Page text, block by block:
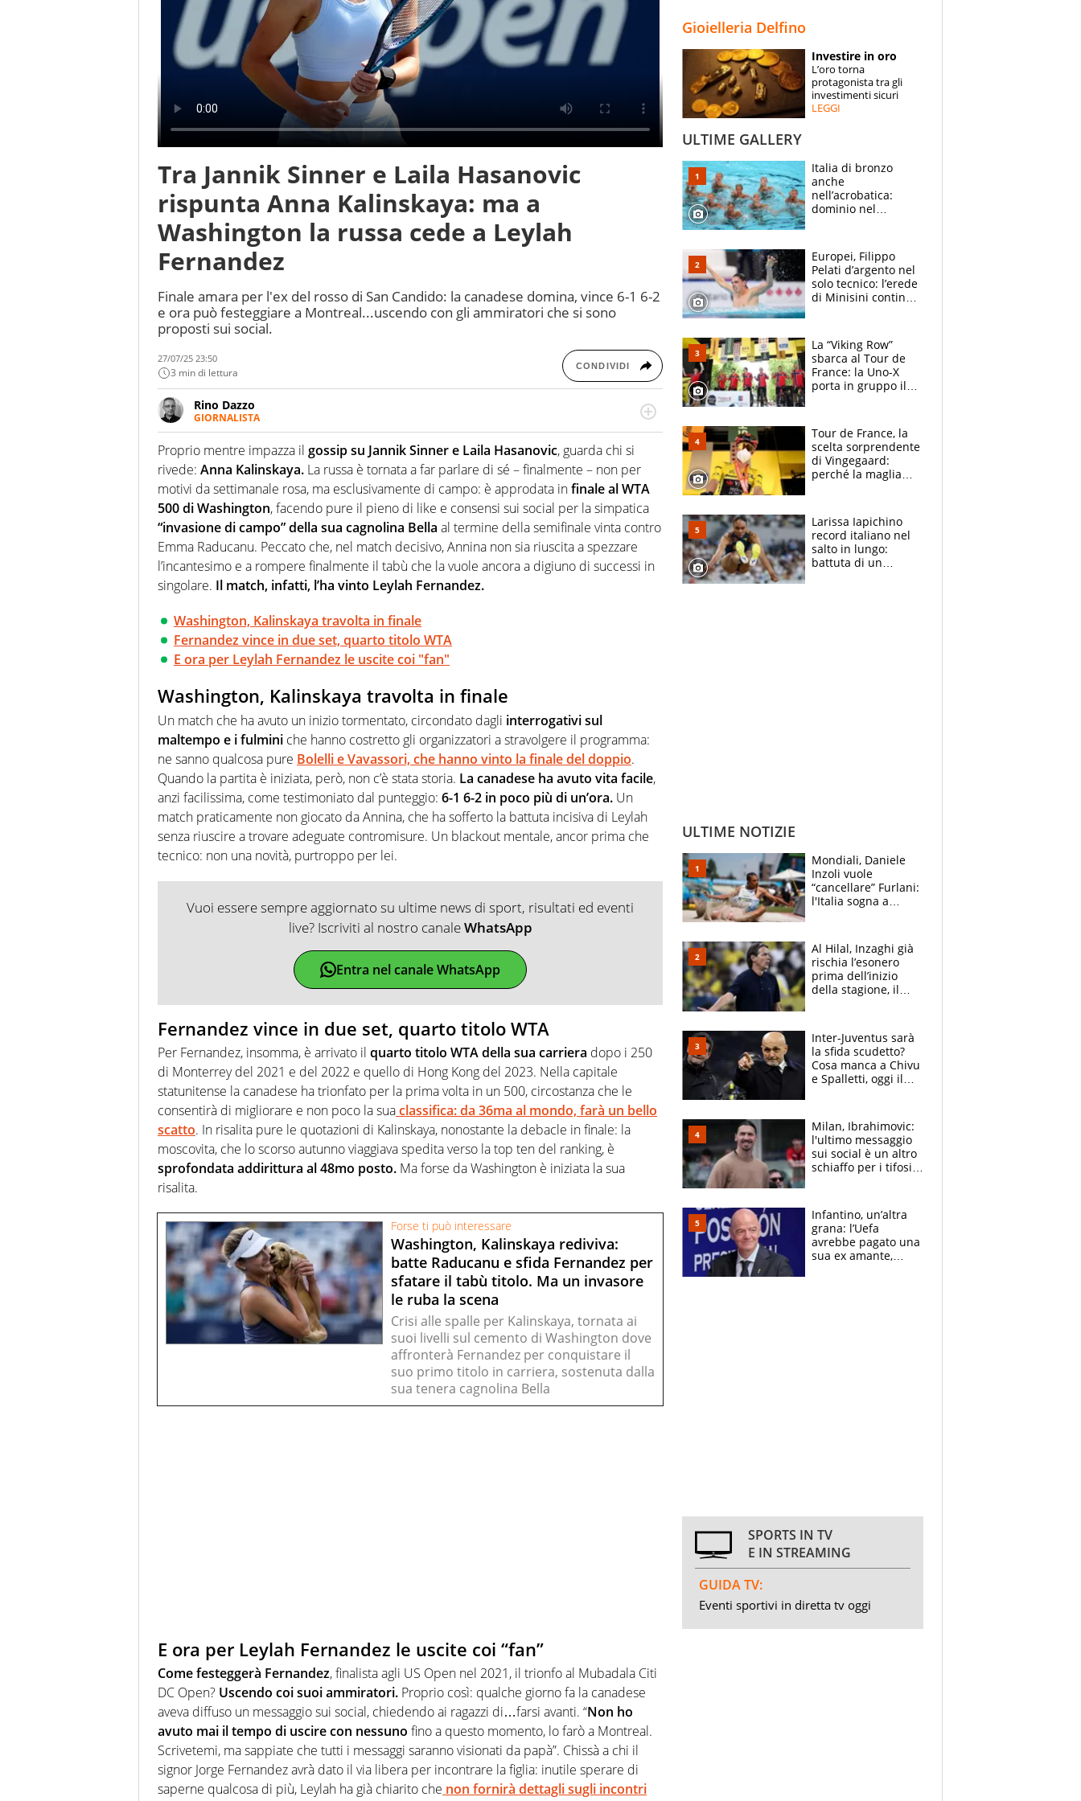
ESPERTI
CONTATTI
Tra Jannik Sinner e Laila Hasanovic
rispunta Anna Kalinskaya: ma a
Washington la russa cede a Leylah
Fernandez
Finale amara per l'ex del rosso di San Candido: la canadese domina, vince 6-1 6-2
e ora può festeggiare a Montreal...uscendo con gli ammiratori che si sono
proposti sui social.
27/07/25 23:50
3 min di lettura CONDIVIDI
Rino Dazzo
GIORNALISTA
Se mai ci fosse modo di traslare il glossario del calcio in una nicchia di esperti, lui ne
farebbe parte. Non si perde una svista arbitrale né gli umori social del mondo delle
curve
Proprio mentre impazza il gossip su Jannik Sinner e Laila Hasanovic, guarda chi si
rivede: Anna Kalinskaya. La russa è tornata a far parlare di sé – finalmente – non per
motivi da settimanale rosa, ma esclusivamente di campo: è approdata infinale al WTA
500 di Washington, facendo pure il pieno di like e consensi sui social per la simpatica
“invasione di campo” della sua cagnolina Bella al termine della semifinale vinta contro
Emma Raducanu. Peccato che, nel match decisivo, Annina non sia riuscita a spezzare
l’incantesimo e a rompere finalmente il tabù che la vuole ancora a digiuno di successi in
singolare. Il match, infatti, l’ha vinto Leylah Fernandez.
Washington, Kalinskaya travolta in finale
Fernandez vince in due set, quarto titolo WTA
E ora per Leylah Fernandez le uscite coi "fan"
Washington, Kalinskaya travolta in finale
Un match che ha avuto un inizio tormentato, circondato dagli interrogativi sul
maltempo e i fulmini che hanno costretto gli organizzatori a stravolgere il programma:
ne sanno qualcosa pure Bolelli e Vavassori, che hanno vinto la finale del doppio.
Quando la partita è iniziata, però, non c’è stata storia. La canadese ha avuto vita facile,
anzi facilissima, come testimoniato dal punteggio: 6-1 6-2 in poco più di un’ora. Un
match praticamente non giocato da Annina, che ha sofferto la battuta incisiva di Leylah
senza riuscire a trovare adeguate contromisure. Un blackout mentale, ancor prima che
tecnico: non una novità, purtroppo per lei.
Vuoi essere sempre aggiornato su ultime news di sport, risultati ed eventi
live? Iscriviti al nostro canaleWhatsApp
Entra nel canale WhatsApp
Fernandez vince in due set, quarto titolo WTA
Per Fernandez, insomma, è arrivato il quarto titolo WTA della sua carriera dopo i 250
di Monterrey del 2021 e del 2022 e quello di Hong Kong del 2023. Nella capitale
statunitense la canadese ha trionfato per la prima volta in un 500, circostanza che le
consentirà di migliorare e non poco la suaclassifica: da 36ma al mondo, farà un bello
scatto. In risalita pure le quotazioni di Kalinskaya, nonostante la debacle in finale: la
moscovita, che lo scorso autunno viaggiava spedita verso la top ten del ranking, è
sprofondata addirittura al 48mo posto. Ma forse da Washington è iniziata la sua
risalita.
Forse ti può interessare
Washington, Kalinskaya rediviva:
batte Raducanu e sfida Fernandez per
sfatare il tabù titolo. Ma un invasore
le ruba la scena
Crisi alle spalle per Kalinskaya, tornata ai
suoi livelli sul cemento di Washington dove
affronterà Fernandez per conquistare il
suo primo titolo in carriera, sostenuta dalla
sua tenera cagnolina Bella
E ora per Leylah Fernandez le uscite coi “fan”
Come festeggerà Fernandez, finalista agli US Open nel 2021, il trionfo al Mubadala Citi
DC Open? Uscendo coi suoi ammiratori. Proprio così: qualche giorno fa la canadese
aveva diffuso un messaggio sui social, chiedendo ai ragazzi di…farsi avanti. “Non ho
avuto mai il tempo di uscire con nessuno fino a questo momento, lo farò a Montreal.
Scrivetemi, ma sappiate che tutti i messaggi saranno visionati da papà”. Chissà a chi il
signor Jorge Fernandez avrà dato il via libera per incontrare la figlia: inutile sperare di
saperne qualcosa di più, Leylah ha già chiarito che non fornirà dettagli sugli incontri
Gioielleria Delfino
Investire in oro
L’oro torna
protagonista tra gli
investimenti sicuri
LEGGI
ULTIME GALLERY
Italia di bronzo
anche
nell’acrobatica:
dominio nel
e compagni
continuare
Europei, Filippo
Pelati d’argento nel
solo tecnico: l’erede
di Minisini continua
mirino
La “Viking Row”
sbarca al Tour de
France: la Uno-X
porta in gruppo il
compagni
Tour de France, la
scelta sorprendente
di Vingegaard:
perché la maglia
rischio da evitare
Larissa Iapichino
record italiano nel
salto in lungo:
battuta di un
ULTIME NOTIZIE
Mondiali, Daniele
Inzoli vuole
“cancellare” Furlani:
l'Italia sogna a
finale
Al Hilal, Inzaghi già
rischia l’esonero
prima dell’inizio
della stagione, il
Inter-Juventus sarà
la sfida scudetto?
Cosa manca a Chivu
e Spalletti, oggi il
Milan, Ibrahimovic:
l'ultimo messaggio
sui social è un altro
schiaffo per i tifosi
Infantino, un’altra
grana: l’Uefa
avrebbe pagato una
sua ex amante,
SPORTS IN TV
E IN STREAMING
GUIDA TV:
Eventi sportivi in diretta tv oggi